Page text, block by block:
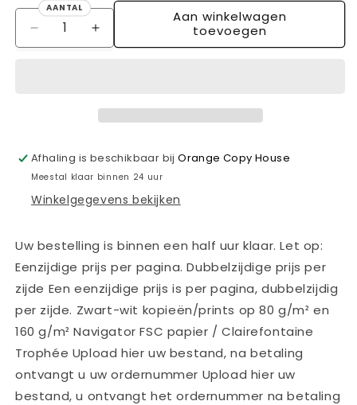
AANTAL
Aantal
Aantal
verlagen
A3
voor
250-
Aantal
verhogen
full
voor
250-
Aan winkelwagen
toevoegen
Afhaling is beschikbaar bijOrange Copy House
Meestal klaar binnen 24 uur
Winkelgegevens bekijken
Uw bestelling is binnen een half uur klaar. Let op:
Eenzijdige prijs per pagina. Dubbelzijdige prijs per
zijde Een eenzijdige prijs is per pagina, dubbelzijdig
per zijde. Zwart-wit kopieën/prints op 80 g/m² en
160 g/m² Navigator FSC papier / Clairefontaine
Trophée Upload hier uw bestand, na betaling
ontvangt u uw ordernummer Upload hier uw
bestand, u ontvangt het ordernummer na betaling